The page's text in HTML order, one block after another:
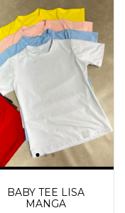
BABY TEE LISA
MANGA